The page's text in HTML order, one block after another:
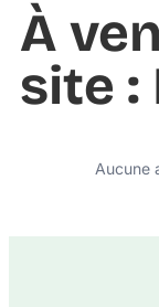
À
site :
Aucune